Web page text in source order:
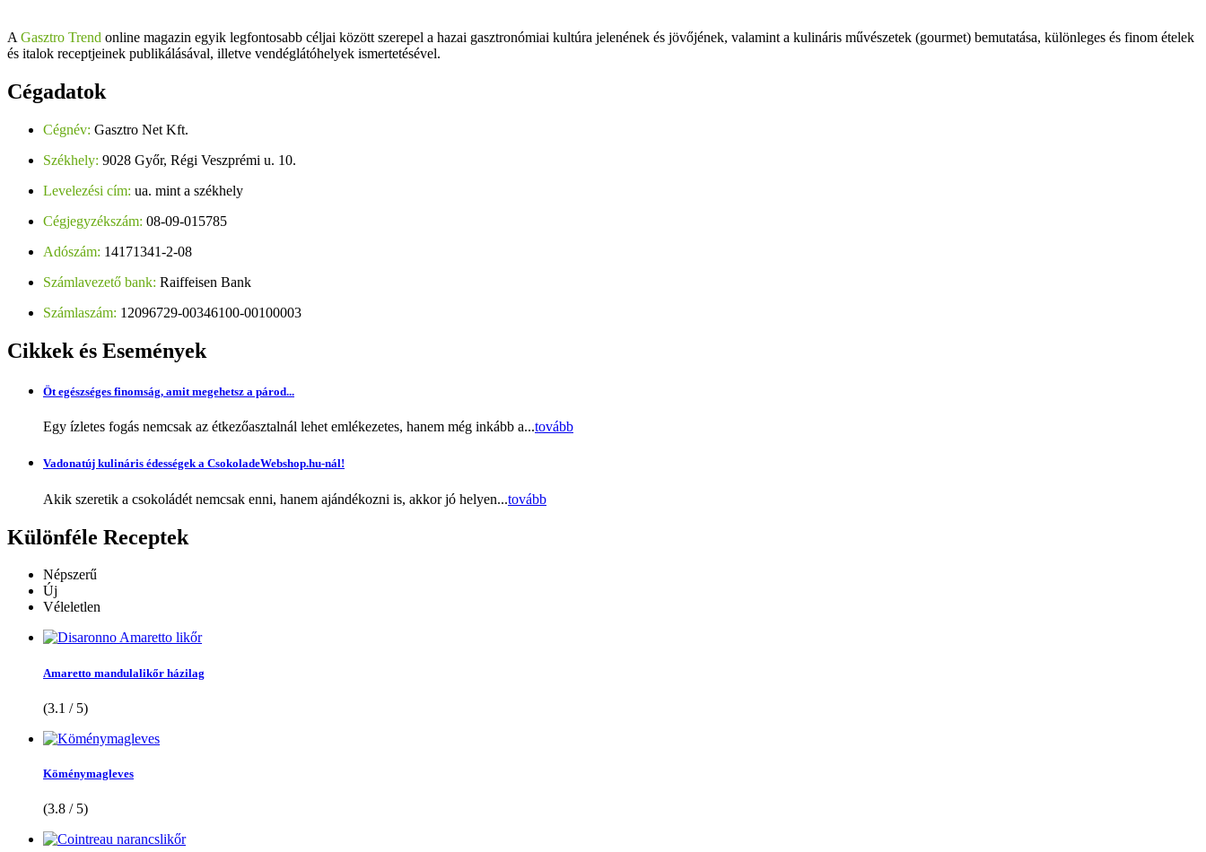
A Gasztro Trend online magazin egyik legfontosabb céljai között szerepel a hazai gasztronómiai kultúra jelenének és jövőjének, valamint a kulináris művészetek (gourmet) bemutatása, különleges és finom ételek
és italok receptjeinek publikálásával, illetve vendéglátóhelyek ismertetésével.
Cégadatok
Cégnév: Gasztro Net Kft.
Székhely: 9028 Győr, Régi Veszprémi u. 10.
Levelezési cím: ua. mint a székhely
Cégjegyzékszám: 08-09-015785
Adószám: 14171341-2-08
Számlavezető bank: Raiffeisen Bank
Számlaszám: 12096729-00346100-00100003
Cikkek és Események
Öt egészséges finomság, amit megehetsz a párod...
Egy ízletes fogás nemcsak az étkezőasztalnál lehet emlékezetes, hanem még inkább a...tovább
Vadonatúj kulináris édességek a CsokoladeWebshop.hu-nál!
Akik szeretik a csokoládét nemcsak enni, hanem ajándékozni is, akkor jó helyen...tovább
Különféle Receptek
Népszerű
Új
Véleletlen
Amaretto mandulalikőr házilag
(3.1 / 5)
Köménymagleves
(3.8 / 5)